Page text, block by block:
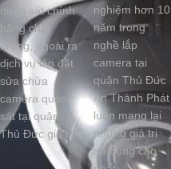
quan sát chính
hãng chất
lượng, ngoài ra
dịch vụ lắp đặt
sửa chửa
camera quan
sát tại quận
Thủ Đức giá rẻ
nghiệm hơn 10
năm trong
nghề lắp
camera tại
quận Thủ Đức
An Thành Phát
luôn mang lại
những giá trị
sử dụng cao